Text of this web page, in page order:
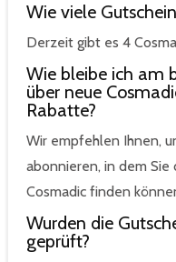
Wie viele
Derzeit gibt es 4
Wie bleibe ich am
über neue
Rabatte?
Wir empfehlen Ihnen,
abonnieren, in dem
Cosmadic finden
Wurden die
geprüft?